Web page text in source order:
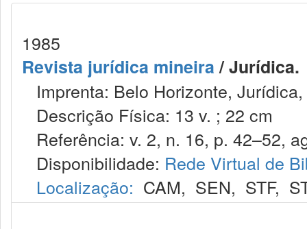
1985
Revista jurídica mineira/ Jurídica.
Imprenta: Belo Horizonte,
Descrição Física: 13 v. ; 22 cm
Referência: v. 2, n. 16, p. 42–52,
Disponibilidade: Rede Virtual de
Localização: CAM, SEN, STF,